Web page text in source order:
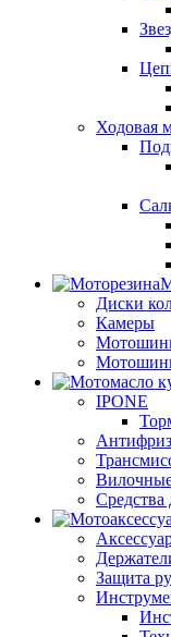
Ходовая
Диски
Камеры
IPONE
Средства
Защита